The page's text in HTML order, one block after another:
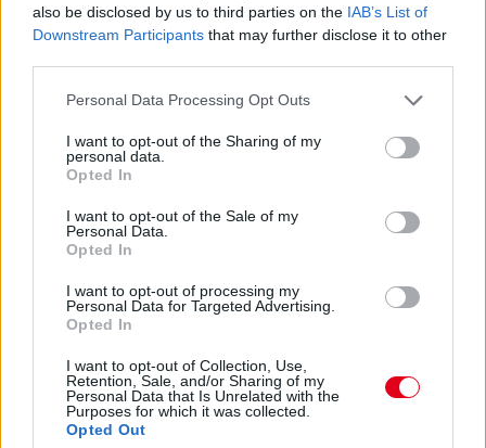
also be disclosed by us to third parties on the IAB’s List of
Downstream Participants that may further disclose it to other
Please note that this website/app uses one or more Google
not limited to your visit or usage behaviour. You may click to
grant or deny consent to Google and its third-party tags to
use your data for below specified purposes in below Google
consent section.
Personal Data Processing Opt Outs
I want to opt-out of the Sharing of my
personal data.
Opted In
I want to opt-out of the Sale of my
Personal Data.
Opted In
I want to opt-out of processing my
Personal Data for Targeted Advertising.
Opted In
I want to opt-out of Collection, Use,
Retention, Sale, and/or Sharing of my
Personal Data that Is Unrelated with the
Purposes for which it was collected.
Opted Out
Kövess minket a Facebookon
Parc Fermé
Az F1-es Német Nagydíj „mindenképpen megvalósul”
Domenicali szerint